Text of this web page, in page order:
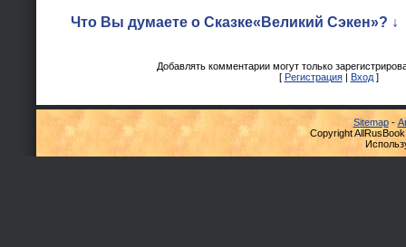
Что Вы думаете о Сказке«Великий Сэкен»? ↓
Добавлять комментарии могут только
[ Регистрация| Вход]
Sitemap-
Copyright